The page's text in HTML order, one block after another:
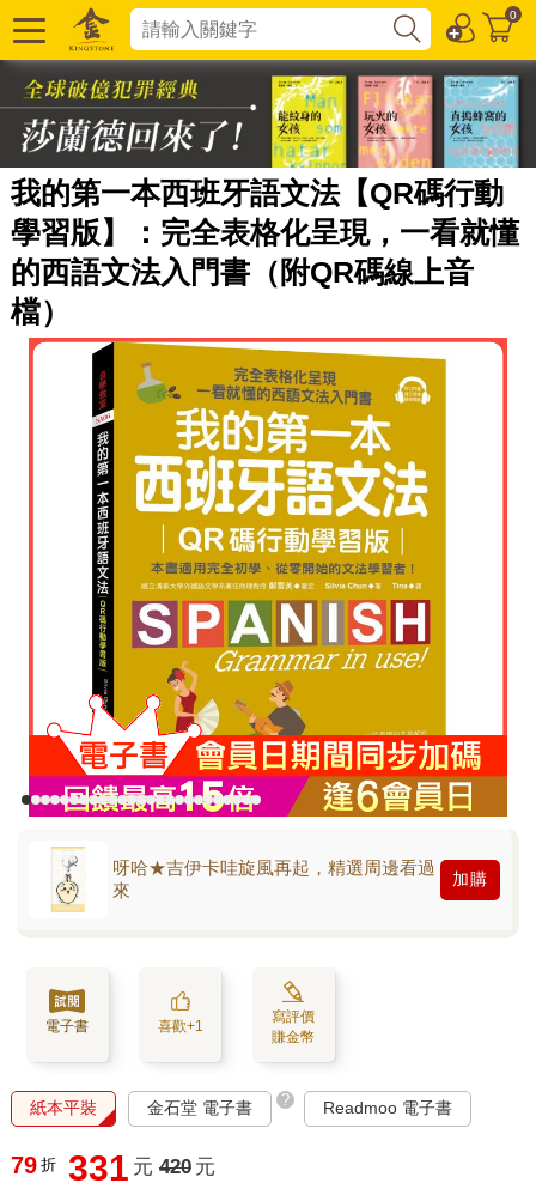
0
我的第一本西班牙語文法【QR碼行動
學習版】：完全表格化呈現，一看就懂
的西語文法入門書（附QR碼線上音
檔）
呀哈★吉伊卡哇旋風再起，精選周邊看過
來
加購
電子書 喜歡+1
寫評價
賺金幣
紙本平裝 金石堂 電子書 ? Readmoo 電子書
79 折 331 元 420 元